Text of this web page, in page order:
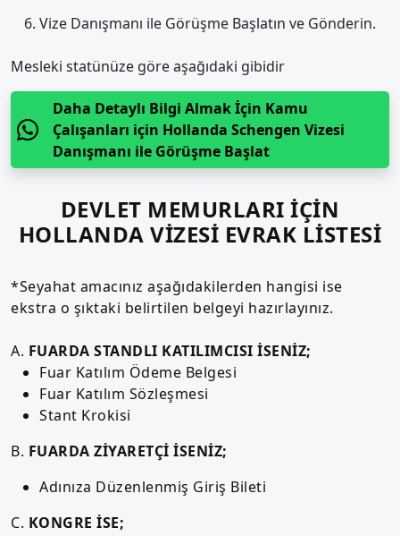
Vize Danışmanı ile Görüşme Başlatın ve Gönderin.
Mesleki statünüze göre aşağıdaki gibidir
Daha Detaylı Bilgi Almak İçin Kamu
Çalışanları için Hollanda Schengen Vizesi
Danışmanı ile Görüşme Başlat
DEVLET MEMURLARI İÇİN
HOLLANDA VİZESİ EVRAK LİSTESİ
*Seyahat amacınız aşağıdakilerden hangisi ise
ekstra o şıktaki belirtilen belgeyi hazırlayınız.
A. FUARDA STANDLI KATILIMCISI İSENİZ;
Fuar Katılım Ödeme Belgesi
Fuar Katılım Sözleşmesi
Stant Krokisi
B. FUARDA ZİYARETÇİ İSENİZ;
Adınıza Düzenlenmiş Giriş Bileti
C. KONGRE İSE;